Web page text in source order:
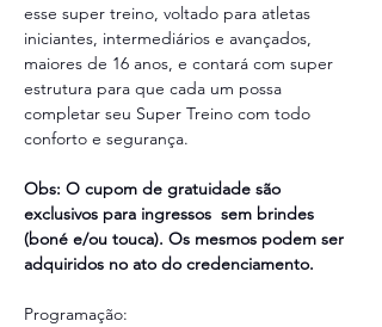
esse super treino, voltado para atletas
iniciantes, intermediários e avançados,
maiores de 16 anos, e contará com super
estrutura para que cada um possa
completar seu Super Treino com todo
conforto e segurança.
Obs: O cupom de gratuidade são
exclusivos para ingressos  sem brindes
(boné e/ou touca). Os mesmos podem ser
adquiridos no ato do credenciamento.
Programação: